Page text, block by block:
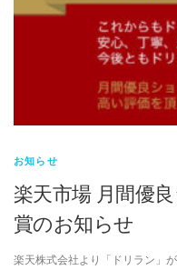
お知らせ
楽天市場 月間優
賞のお知らせ
楽天株式会社より「ドリラン」